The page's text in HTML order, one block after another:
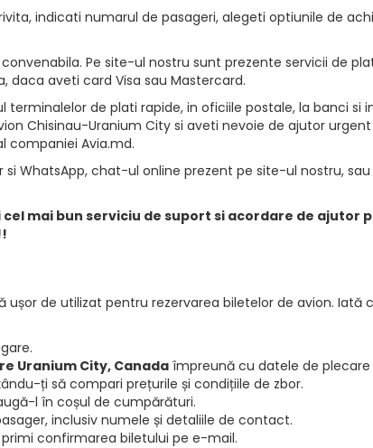
indicati numarul de pasageri, alegeti optiunile de
Pe site-ul nostru sunt prezente servicii de
daca aveti card Visa sau Mastercard.
terminalelor de plati rapide, in oficiile postale, la banci si
Chisinau-Uranium City si aveti nevoie de ajutor
companiei Avia.md.
WhatsApp, chat-ul online prezent pe site-ul nostru,
cel mai bun serviciu de suport si acordare de ajutor
de utilizat pentru rezervarea biletelor de avion. Iată
Uranium City, Canada împreună cu datele de
ți să compari prețurile și condițiile de zbor.
l în coșul de cumpărături.
inclusiv numele și detaliile de contact.
confirmarea biletului pe e-mail.